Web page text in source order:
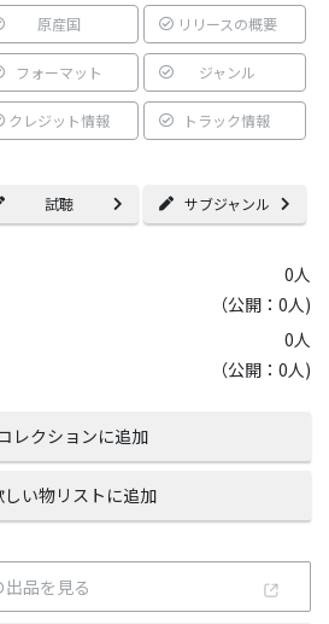
原産国 リリースの概要
フォーマット ジャンル
クレジット情報 トラック情報
試聴 サブジャンル
0人
（公開：0人)
0人
（公開：0人)
レクションに追加
しい物リストに追加
品を見る